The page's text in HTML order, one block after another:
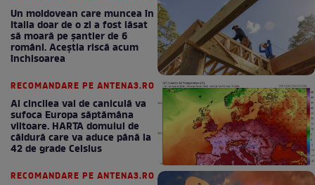
Un moldovean care muncea în
Italia doar de o zi a fost lăsat
să moară pe şantier de 6
români. Aceștia riscă acum
închisoarea
RECOMANDARE PE ANTENA3.RO
Al cincilea val de caniculă va
sufoca Europa săptămâna
viitoare. HARTA domului de
căldură care va aduce până la
42 de grade Celsius
RECOMANDARE PE ANTENA3.RO